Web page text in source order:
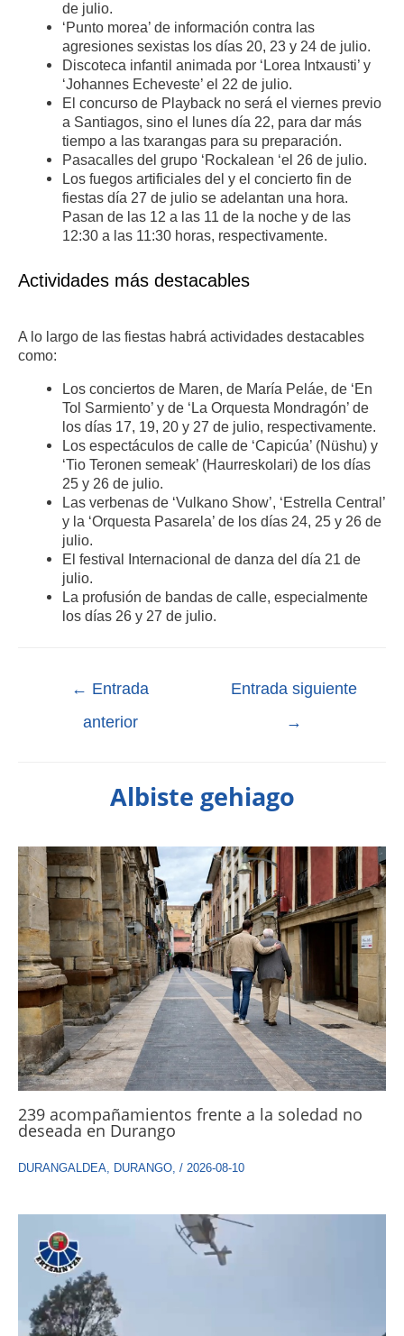
de julio.
‘Punto morea’ de información contra las
agresiones sexistas los días 20, 23 y 24 de julio.
Discoteca infantil animada por ‘Lorea Intxausti’ y
‘Johannes Echeveste’ el 22 de julio.
El concurso de Playback no será el viernes previo
a Santiagos, sino el lunes día 22, para dar más
tiempo a las txarangas para su preparación.
Pasacalles del grupo ‘Rockalean ‘el 26 de julio.
Los fuegos artificiales del y el concierto fin de
fiestas día 27 de julio se adelantan una hora.
Pasan de las 12 a las 11 de la noche y de las
12:30 a las 11:30 horas, respectivamente.
Actividades más destacables
A lo largo de las fiestas habrá actividades destacables
como:
Los conciertos de Maren, de María Peláe, de ‘En
Tol Sarmiento’ y de ‘La Orquesta Mondragón’ de
los días 17, 19, 20 y 27 de julio, respectivamente.
Los espectáculos de calle de ‘Capicúa’ (Nüshu) y
‘Tio Teronen semeak’ (Haurreskolari) de los días
25 y 26 de julio.
Las verbenas de ‘Vulkano Show’, ‘Estrella Central’
y la ‘Orquesta Pasarela’ de los días 24, 25 y 26 de
julio.
El festival Internacional de danza del día 21 de
julio.
La profusión de bandas de calle, especialmente
los días 26 y 27 de julio.
← Entrada
anterior
Entrada siguiente
→
Albiste gehiago
239 acompañamientos frente a la soledad no
deseada en Durango
DURANGALDEA, DURANGO, / 2026-08-10